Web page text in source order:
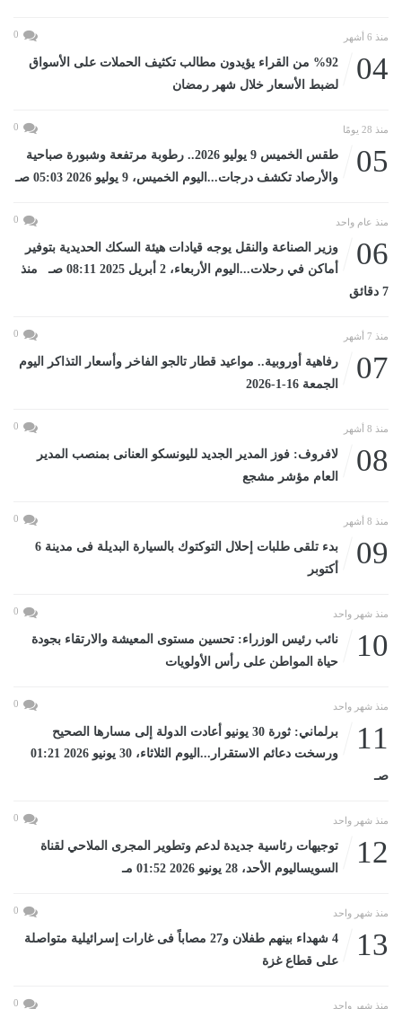
منذ 6 أشهر 0
04
%92 من القراء يؤيدون مطالب تكثيف الحملات على الأسواق
لضبط الأسعار خلال شهر رمضان
منذ 28 يومًا 0
05
طقس الخميس 9 يوليو 2026.. رطوبة مرتفعة وشبورة صباحية
والأرصاد تكشف درجات...اليوم الخميس، 9 يوليو 2026 05:03 صـ
منذ عام واحد 0
06
وزير الصناعة والنقل يوجه قيادات هيئة السكك الحديدية بتوفير
أماكن في رحلات...اليوم الأربعاء، 2 أبريل 2025 08:11 صـ منذ
7 دقائق
منذ 7 أشهر 0
07
رفاهية أوروبية.. مواعيد قطار تالجو الفاخر وأسعار التذاكر اليوم
الجمعة 16-1-2026
منذ 8 أشهر 0
08
لافروف: فوز المدير الجديد لليونسكو العنانى بمنصب المدير
العام مؤشر مشجع
منذ 8 أشهر 0
09
بدء تلقى طلبات إحلال التوكتوك بالسيارة البديلة فى مدينة 6
أكتوبر
منذ شهر واحد 0
10
نائب رئيس الوزراء: تحسين مستوى المعيشة والارتقاء بجودة
حياة المواطن على رأس الأولويات
منذ شهر واحد 0
11
برلماني: ثورة 30 يونيو أعادت الدولة إلى مسارها الصحيح
ورسخت دعائم الاستقرار...اليوم الثلاثاء، 30 يونيو 2026 01:21
صـ
منذ شهر واحد 0
12
توجيهات رئاسية جديدة لدعم وتطوير المجرى الملاحي لقناة
السويساليوم الأحد، 28 يونيو 2026 01:52 مـ
منذ شهر واحد 0
13
4 شهداء بينهم طفلان و27 مصاباً فى غارات إسرائيلية متواصلة
على قطاع غزة
منذ شهر واحد 0